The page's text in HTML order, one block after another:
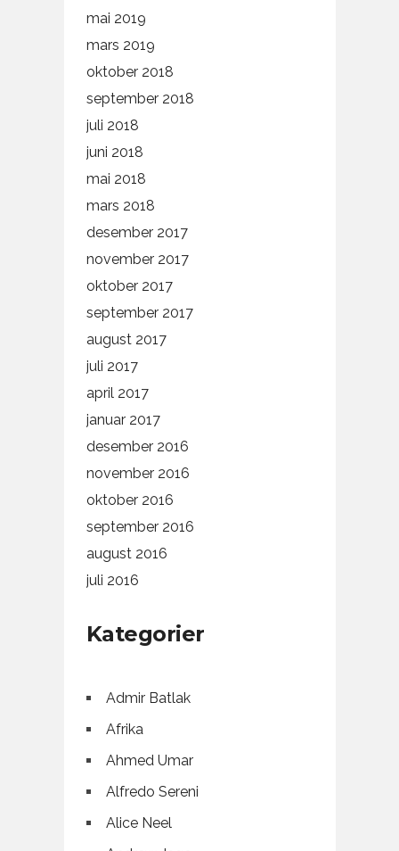
mai 2019
mars 2019
oktober 2018
september 2018
juli 2018
juni 2018
mai 2018
mars 2018
desember 2017
november 2017
oktober 2017
september 2017
august 2017
juli 2017
april 2017
januar 2017
desember 2016
november 2016
oktober 2016
september 2016
august 2016
juli 2016
Kategorier
Admir Batlak
Afrika
Ahmed Umar
Alfredo Sereni
Alice Neel